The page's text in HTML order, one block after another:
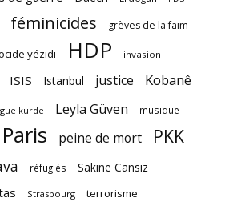
féminicides grèves de la faim
yézidi HDP invasion
ISIS Istanbul justice Kobanê
kurde Leyla Güven musique
Paris peine de mort PKK
réfugiés Sakine Cansiz
Strasbourg terrorisme